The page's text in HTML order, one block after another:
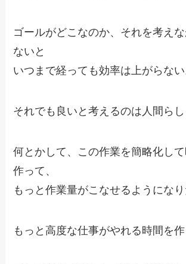
ゴールがどこなのか、それを考え
ないと
いつまで経っても効率は上がらない
それでも良いと考えるのは人間らし
何とかして、この作業を簡略化し
作って、
もっと作業量がこなせるようになり
もっと高度な仕事がやれる時間を作